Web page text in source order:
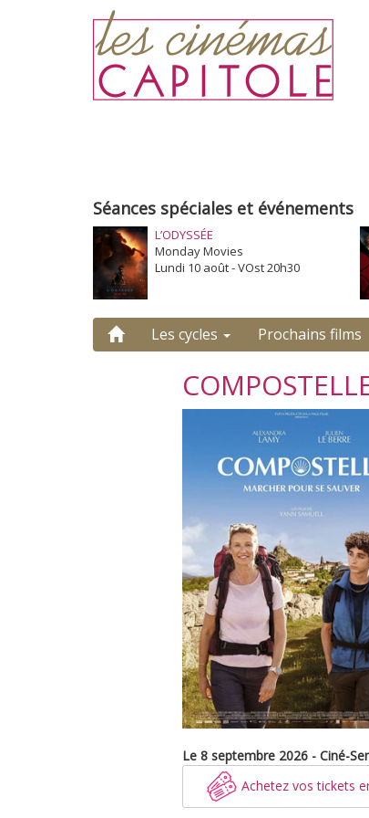
Séances spéciales et événements
L’ODYSSÉE
Monday Movies
Lundi 10 août - VOst 20h30
Les cycles Prochains films
Le 8 septembre 2026 - Ciné-
Achetez vos tickets